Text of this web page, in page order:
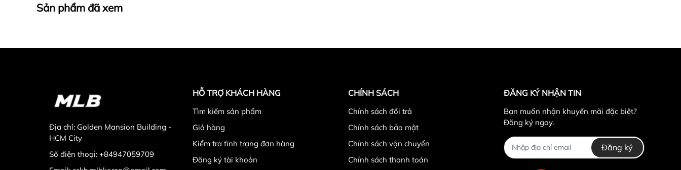
Sản phẩm đã xem
Địa chỉ: Golden Mansion Building -
HCM City
Số điện thoại: +84947059709
HỖ TRỢ KHÁCH HÀNG
Tìm kiếm sản phẩm
Giỏ hàng
Kiểm tra tình trạng đơn hàng
Đăng ký tài khoản
CHÍNH SÁCH
Chính sách đổi trả
Chính sách bảo mật
Chính sách vận chuyển
Chính sách thanh toán
ĐĂNG KÝ NHẬN TIN
Bạn muốn nhận khuyến mãi đặc biệt?
Đăng ký ngay.
Đăng ký